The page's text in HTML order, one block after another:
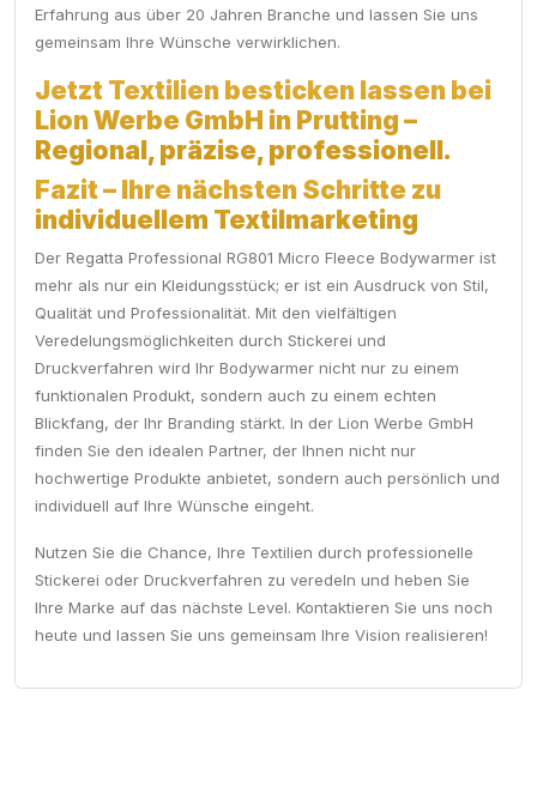
Erfahrung aus über 20 Jahren Branche und lassen Sie uns
gemeinsam Ihre Wünsche verwirklichen.
Jetzt Textilien besticken lassen bei
Lion Werbe GmbH in Prutting –
Regional, präzise, professionell.
Fazit – Ihre nächsten Schritte zu
individuellem Textilmarketing
Der Regatta Professional RG801 Micro Fleece Bodywarmer ist
mehr als nur ein Kleidungsstück; er ist ein Ausdruck von Stil,
Qualität und Professionalität. Mit den vielfältigen
Veredelungsmöglichkeiten durch Stickerei und
Druckverfahren wird Ihr Bodywarmer nicht nur zu einem
funktionalen Produkt, sondern auch zu einem echten
Blickfang, der Ihr Branding stärkt. In der Lion Werbe GmbH
finden Sie den idealen Partner, der Ihnen nicht nur
hochwertige Produkte anbietet, sondern auch persönlich und
individuell auf Ihre Wünsche eingeht.
Nutzen Sie die Chance, Ihre Textilien durch professionelle
Stickerei oder Druckverfahren zu veredeln und heben Sie
Ihre Marke auf das nächste Level. Kontaktieren Sie uns noch
heute und lassen Sie uns gemeinsam Ihre Vision realisieren!